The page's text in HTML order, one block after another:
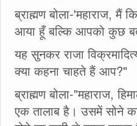
ब्राह्मण बोला-'महाराज, मैं
आया हूँ बल्कि आपको कुछ
यह सुनकर राजा
क्या कहना चाहते हैं आप?"
ब्राह्मण बोला-"महाराज,
एक तालाब है। उसमें सोने